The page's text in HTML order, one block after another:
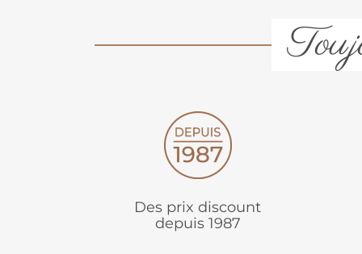
Des prix discount
depuis 1987